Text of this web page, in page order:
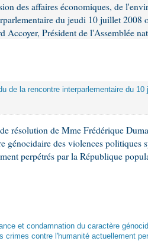
des affaires économiques, de
du jeudi 10 juillet 2008
Accoyer, Président de l'Assemblée
de la rencontre interparlementaire du
résolution de Mme Frédérique
génocidaire des violences politiques
perpétrés par la République
et condamnation du caractère
crimes contre l'humanité actuellement